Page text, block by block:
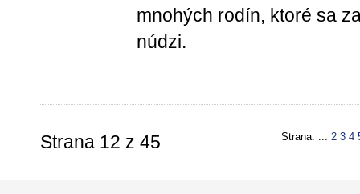
mnohých rodín, ktoré sa
núdzi.
Strana: ... 2 3 4
Strana 12 z 45